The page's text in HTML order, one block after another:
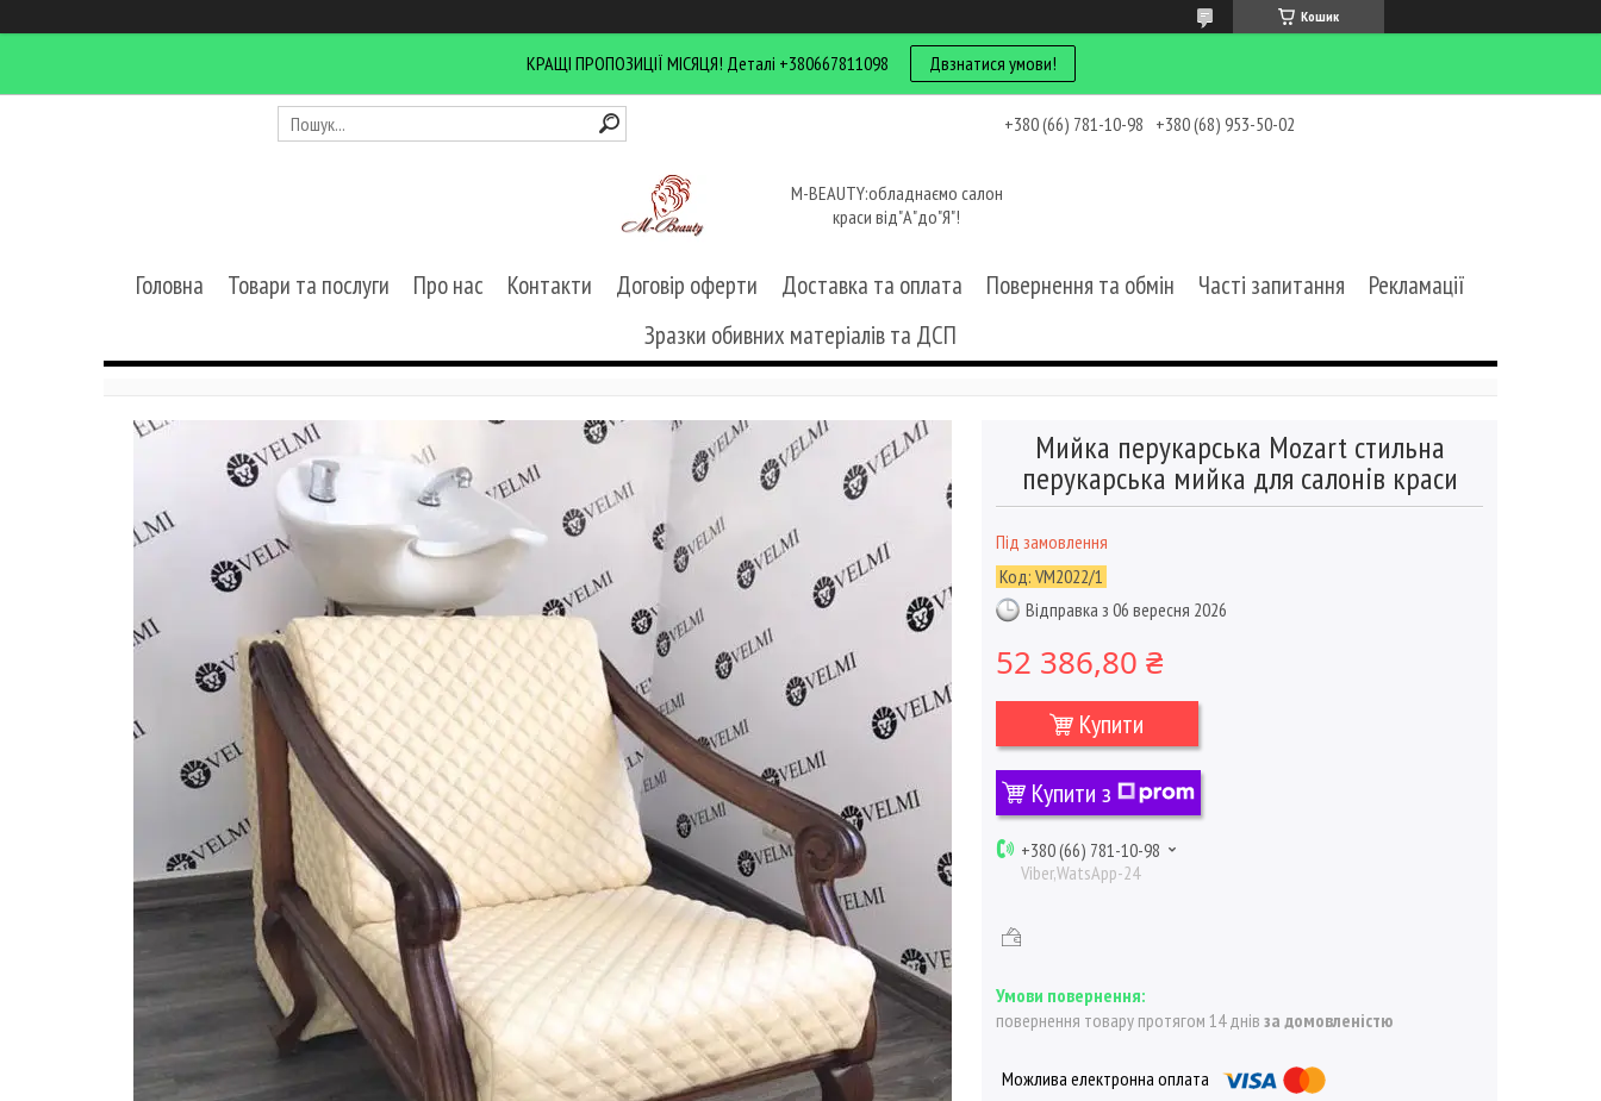
Кошик
КРАЩІ ПРОПОЗИЦІЇ МІСЯЦЯ! Деталі +380667811098 Двзнатися умови!
+380 (66) 781-10-98 +380 (68) 953-50-02
M-BEAUTY:обладнаємо салон
краси від"А"до"Я"!
Головна Товари та послуги Про нас Контакти Договір оферти Доставка та оплата Повернення та обмін Часті запитання
Рекламації
Зразки обивних матеріалів та ДСП
Мийка перукарська Mozart стильна
перукарська мийка для салонів краси
Під замовлення
Код: VM2022/1
Відправка з 06 вересня 2026
52 386,80 ₴
Купити
Купити з
+380 (66) 781-10-98
Viber,WatsApp-24
повернення товару протягом 14 днів за домовленістю